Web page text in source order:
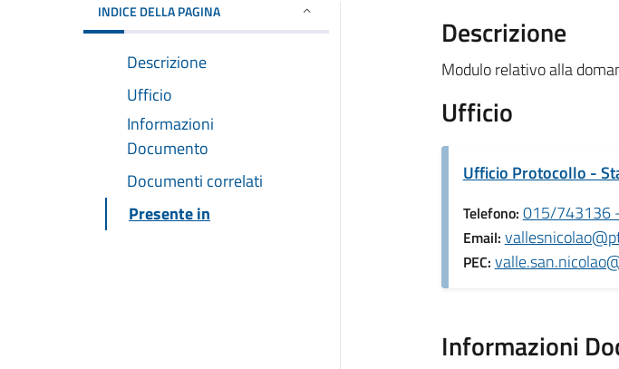
INDICE DELLA PAGINA
Descrizione
Ufficio
Informazioni
Documento
Documenti correlati
Presente in
Descrizione
Modulo relativo alla
Ufficio
Ufficio Protocollo -
Telefono: 015/743136
Email:
PEC:
Informazioni